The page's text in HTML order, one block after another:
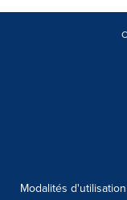
Modalités d'utilisation